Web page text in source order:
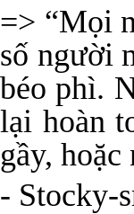
=> “Mọi
số người
béo phì.
lại hoàn
gầy,
- Stocky-